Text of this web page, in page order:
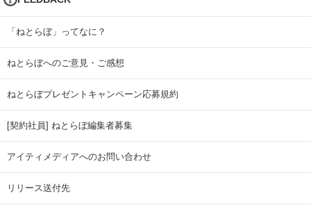
「ねとらぼ」ってなに？
ねとらぼへのご意見・ご感想
ねとらぼプレゼントキャンペーン応募規約
[契約社員] ねとらぼ編集者募集
アイティメディアへのお問い合わせ
リリース送付先